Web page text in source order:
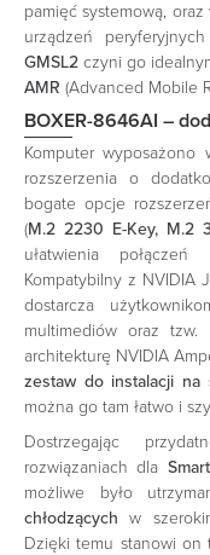
pamięć systemową,
urządzeń
GMSL2 czyni go
AMR (Advanced Mobile
BOXER-8646AI –
Komputer
rozszerzenia o
bogate opcje
(M.2 2230 E-Key, M.2
ułatwienia
Kompatybilny z
dostarcza
multimediów oraz tzw.
architekturę NVIDIA
zestaw do instalacji na
można go tam łatwo i
Dostrzegając
rozwiązaniach dla
możliwe było
chłodzących w
Dzięki temu stanowi on